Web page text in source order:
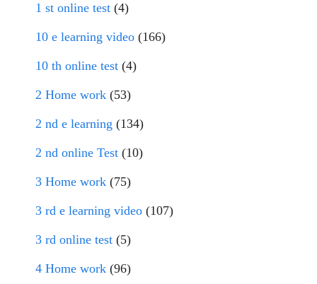
1 st online test (4)
10 e learning video (166)
10 th online test (4)
2 Home work (53)
2 nd e learning (134)
2 nd online Test (10)
3 Home work (75)
3 rd e learning video (107)
3 rd online test (5)
4 Home work (96)